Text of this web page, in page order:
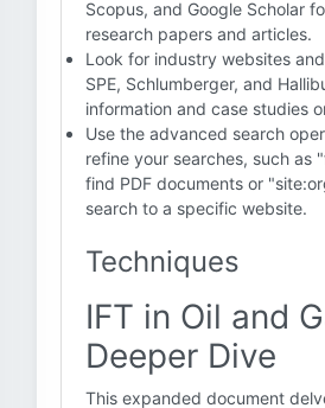
Scopus, and Google Scholar
research papers and articles.
Look for industry websites
SPE, Schlumberger, and
information and case studies
Use the advanced search
refine your searches, such as
find PDF documents or
search to a specific website.
Techniques
IFT in Oil and
Deeper Dive
This expanded document